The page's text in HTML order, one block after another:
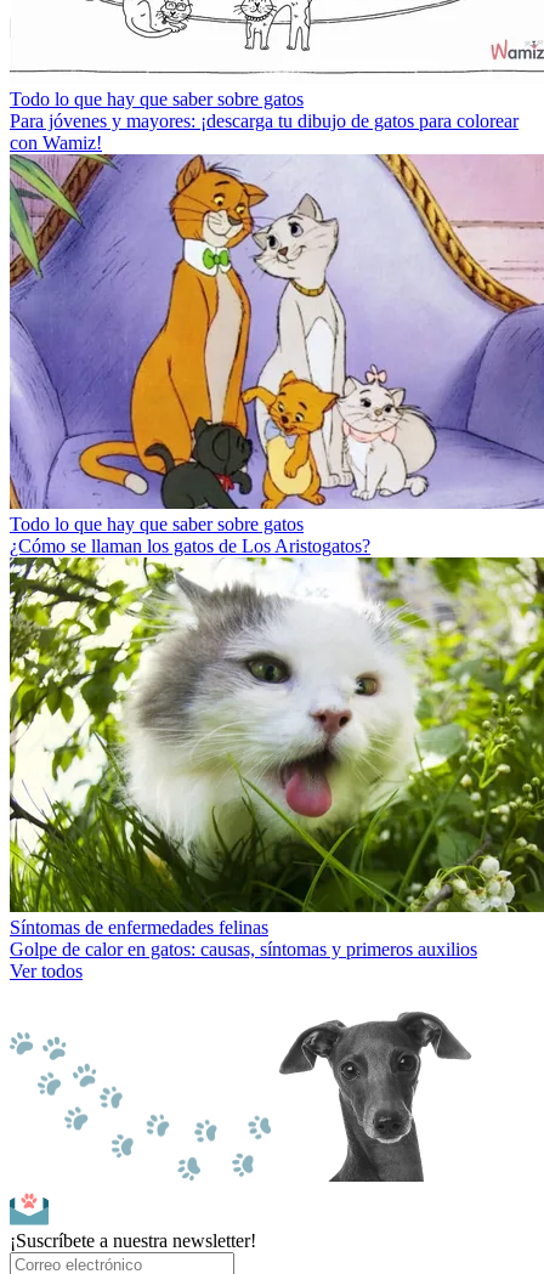
Todo lo que hay que saber sobre gatos
Para jóvenes y mayores: ¡descarga tu dibujo de gatos para colorear
con Wamiz!
Todo lo que hay que saber sobre gatos
¿Cómo se llaman los gatos de Los Aristogatos?
Síntomas de enfermedades felinas
Golpe de calor en gatos: causas, síntomas y primeros auxilios
Ver todos
¡Suscríbete a nuestra newsletter!